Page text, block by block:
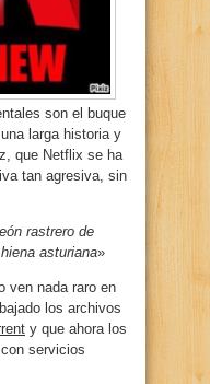
son el buque
larga historia y
que Netflix se ha
tan agresiva, sin
rastrero de
asturiana»
ven nada raro en
los archivos
y que ahora los
servicios